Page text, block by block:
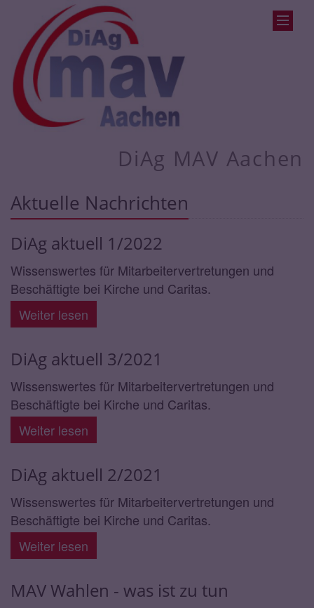
DiAg MAV Aachen
Aktuelle Nachrichten
DiAg aktuell 1/2022
Wissenswertes für Mitarbeitervertretungen und
Beschäftigte bei Kirche und Caritas.
Weiter lesen
DiAg aktuell 3/2021
Wissenswertes für Mitarbeitervertretungen und
Beschäftigte bei Kirche und Caritas.
Weiter lesen
DiAg aktuell 2/2021
Wissenswertes für Mitarbeitervertretungen und
Beschäftigte bei Kirche und Caritas.
Weiter lesen
MAV Wahlen - was ist zu tun